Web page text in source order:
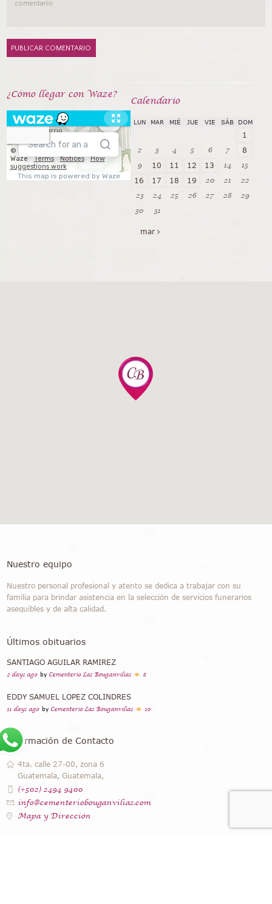
¿Cómo llegar con Waze?
Calendarío
LUN MAR MIÉ JUE VIE SÁB DOM
1
2 3 4 5 6 7 8
9 10 11 12 13 14 15
16 17 18 19 20 21
22
23
24 25 26 27 28
29
30
31
mar
Nuestro equipo
Nuestro personal profesional y atento se dedica a trabajar con su
familia para brindar asistencia en la selección de servicios funerarios
asequibles y de alta calidad.
Últimos obituarios
SANTIAGO AGUILAR RAMIREZ
2 days ago by Cementerio Las Bouganvilias 8
EDDY SAMUEL LOPEZ COLINDRES
11 days ago by Cementerio Las Bouganvilias 10
Información de Contacto
4ta. calle 27-00, zona 6
Guatemala, Guatemala,
(+502) 2494 9400
info@cementeriobouganvilias.com
Mapa y Dirección